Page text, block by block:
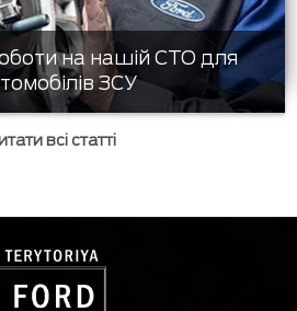
на нашій СТО для
ЗСУ
всі статті